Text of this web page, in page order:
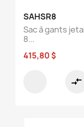
SAHSR8
Sac à gants
8...
415,80 $
compare_arrows